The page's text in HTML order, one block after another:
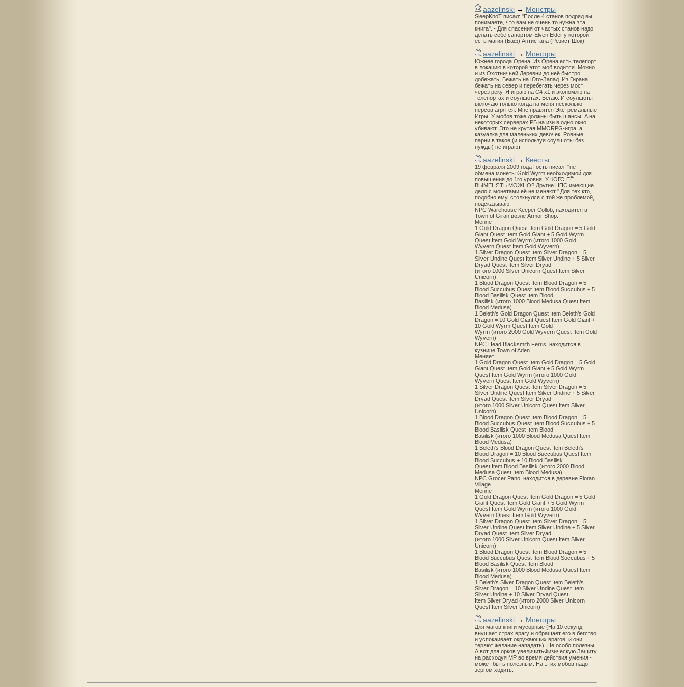
aazelinski → Монстры
SleepKnoT писал: "После 4 станов подряд вы
понимаете, что вам не очень то нужна эта
книга". - Для спасения от частых станов надо
делать себе сапортом Elven Elder у которой
есть магия (Баф) Антистана (Резист Шок).
aazelinski → Монстры
Южнее города Орена. Из Орена есть телепорт
в локацию в которой этот моб водится. Можно
и из Охотничьей Деревни до неё быстро
добежать. Бежать на Юго-Запад. Из Гирана
бежать на север и перебегать через мост
через реку. Я играю на С4 х1 и экономлю на
телепортах и соулшотах. Бегаю. И соулшоты
включаю только когда на меня несколько
персов агрятся. Мне нравятся Экстремальные
Игры. У мобов тоже должны быть шансы! А на
некоторых серверах РБ на изи в одно окно
убивают. Это не крутая MMORPG-игра, а
казуалка для маленьких девочек. Ровные
парни в такое (и используя соулшоты без
нужды) не играют.
aazelinski → Квесты
19 февраля 2009 года Гость писал: "нет
обмена монеты Gold Wyrm необходимой для
повышения до 1го уровня. У КОГО ЕЁ
ВЫМЕНЯТЬ МОЖНО? Другие НПС имеющие
дело с монетами её не меняют." Для тех кто,
подобно ему, столкнулся с той же проблемой,
подсказываю:
NPC Warehouse Keeper Collob, находится в
Town of Giran возле Armor Shop.
Меняет:
1 Gold Dragon Quest Item Gold Dragon = 5 Gold
Giant Quest Item Gold Giant + 5 Gold Wyrm
Quest Item Gold Wyrm (итого 1000 Gold
Wyvern Quest Item Gold Wyvern)
1 Silver Dragon Quest Item Silver Dragon = 5
Silver Undine Quest Item Silver Undine + 5 Silver
Dryad Quest Item Silver Dryad
(итого 1000 Silver Unicorn Quest Item Silver
Unicorn)
1 Blood Dragon Quest Item Blood Dragon = 5
Blood Succubus Quest Item Blood Succubus + 5
Blood Basilisk Quest Item Blood
Basilisk (итого 1000 Blood Medusa Quest Item
Blood Medusa)
1 Beleth's Gold Dragon Quest Item Beleth’s Gold
Dragon = 10 Gold Giant Quest Item Gold Giant +
10 Gold Wyrm Quest Item Gold
Wyrm (итого 2000 Gold Wyvern Quest Item Gold
Wyvern)
NPC Head Blacksmith Ferris, находится в
кузнице Town of Aden.
Меняет:
1 Gold Dragon Quest Item Gold Dragon = 5 Gold
Giant Quest Item Gold Giant + 5 Gold Wyrm
Quest Item Gold Wyrm (итого 1000 Gold
Wyvern Quest Item Gold Wyvern)
1 Silver Dragon Quest Item Silver Dragon = 5
Silver Undine Quest Item Silver Undine + 5 Silver
Dryad Quest Item Silver Dryad
(итого 1000 Silver Unicorn Quest Item Silver
Unicorn)
1 Blood Dragon Quest Item Blood Dragon = 5
Blood Succubus Quest Item Blood Succubus + 5
Blood Basilisk Quest Item Blood
Basilisk (итого 1000 Blood Medusa Quest Item
Blood Medusa)
1 Beleth's Blood Dragon Quest Item Beleth’s
Blood Dragon = 10 Blood Succubus Quest Item
Blood Succubus + 10 Blood Basilisk
Quest Item Blood Basilisk (итого 2000 Blood
Medusa Quest Item Blood Medusa)
NPC Grocer Pano, находится в деревне Floran
Village.
Меняет:
1 Gold Dragon Quest Item Gold Dragon = 5 Gold
Giant Quest Item Gold Giant + 5 Gold Wyrm
Quest Item Gold Wyrm (итого 1000 Gold
Wyvern Quest Item Gold Wyvern)
1 Silver Dragon Quest Item Silver Dragon = 5
Silver Undine Quest Item Silver Undine + 5 Silver
Dryad Quest Item Silver Dryad
(итого 1000 Silver Unicorn Quest Item Silver
Unicorn)
1 Blood Dragon Quest Item Blood Dragon = 5
Blood Succubus Quest Item Blood Succubus + 5
Blood Basilisk Quest Item Blood
Basilisk (итого 1000 Blood Medusa Quest Item
Blood Medusa)
1 Beleth's Silver Dragon Quest Item Beleth’s
Silver Dragon = 10 Silver Undine Quest Item
Silver Undine + 10 Silver Dryad Quest
Item Silver Dryad (итого 2000 Silver Unicorn
Quest Item Silver Unicorn)
aazelinski → Монстры
Для магов книги мусорные (На 10 секунд
внушает страх врагу и обращает его в бегство
и успокаивает окружающих врагов, и они
теряют желание нападать). Не особо полезны.
А вот для орков увеличитьФизическую Защиту
на расходуя MP во время действия умения -
может быть полезным. На этих мобов надо
зергом ходить.